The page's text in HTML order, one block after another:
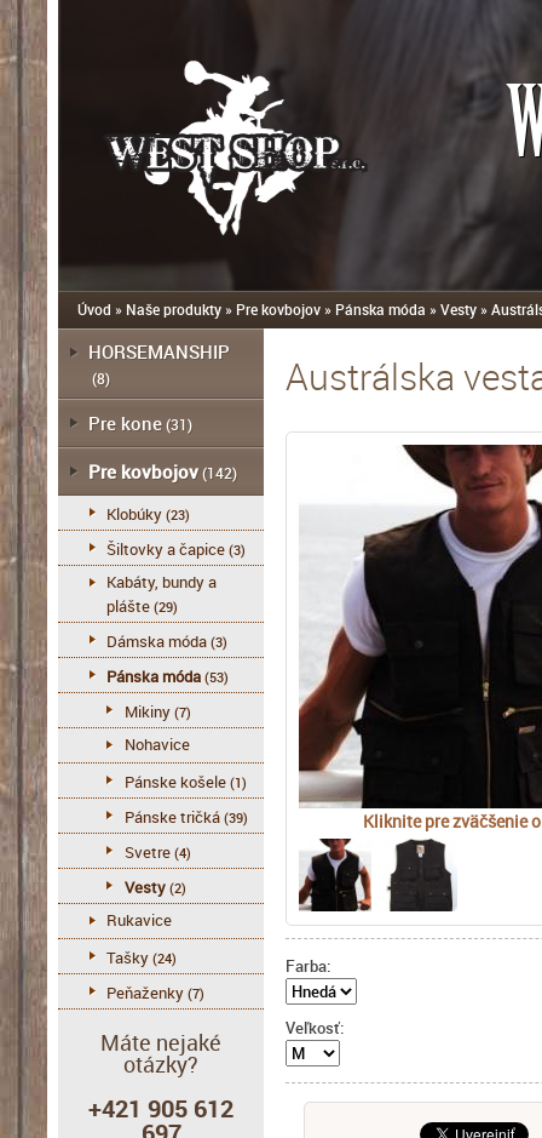
Úvod » Naše produkty» Pre kovbojov» Pánska móda »Vesty»
Austrálska
Kliknite pre zväčšenie
Farba:
Veľkosť:
HORSEMANSHIP
(8)
Pre kone(31)
Pre kovbojov(142)
Klobúky (23)
Šiltovky a čapice (3)
Kabáty, bundy a
plášte (29)
Dámska móda (3)
Pánska móda (53)
Mikiny (7)
Nohavice
Pánske košele (1)
Pánske tričká (39)
Svetre (4)
Vesty (2)
Rukavice
Tašky (24)
Peňaženky (7)
Máte nejaké
otázky?
+421 905 612